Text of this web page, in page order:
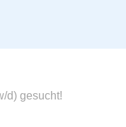
d) gesucht!